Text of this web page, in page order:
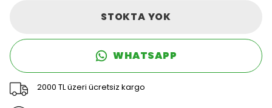
STOKTA YOK
WHATSAPP
2000 TL üzeri ücretsiz kargo